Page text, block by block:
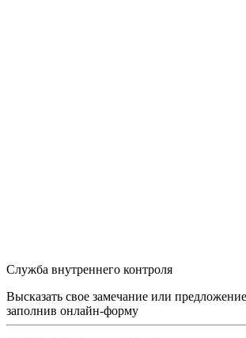
Служба внутреннего контроля
Высказать свое замечание или
заполнив онлайн-форму